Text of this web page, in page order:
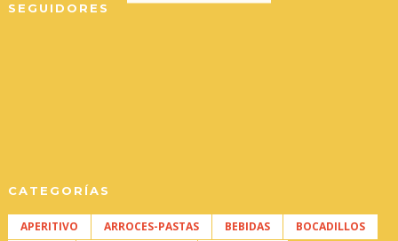
SEGUIDORES
CATEGORÍAS
APERITIVO ARROCES-PASTAS BEBIDAS
BOCADILLOS